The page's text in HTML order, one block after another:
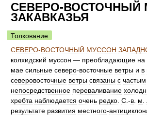
СЕВЕРО-ВОСТОЧНЫЙ
ЗАКАВКАЗЬЯ
Толкование
СЕВЕРО-ВОСТОЧНЫЙ МУССОН
колхидский муссон — преобладающие на
мае сильные северо-восточные ветры и в
северовосточные ветры связаны с частым
непосредственное переваливание
хребта наблюдается очень редко С .-в м
результате развития местного-